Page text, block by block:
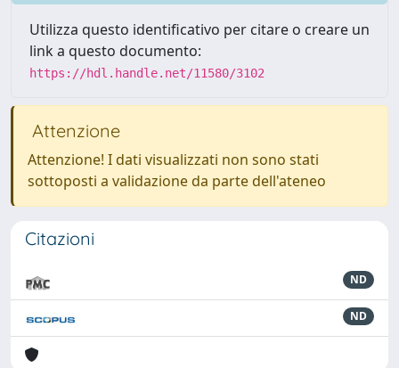
Utilizza questo identificativo per citare o creare un
link a questo documento:
https://hdl.handle.net/11580/3102
Attenzione
Attenzione! I dati visualizzati non sono stati
sottoposti a validazione da parte dell'ateneo
Citazioni
ND
ND